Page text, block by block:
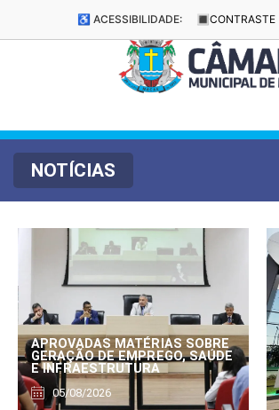
♿ ACESSIBILIDADE: 🔳 CONTRASTE
NOTÍCIAS
APROVADAS MATÉRIAS SOBRE
GERAÇÃO DE EMPREGO, SAÚDE
E INFRAESTRUTURA
05/08/2026